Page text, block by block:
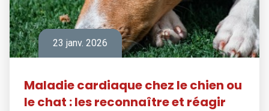
23 janv. 2026
Maladie cardiaque chez le chien ou
le chat : les reconnaître et réagir